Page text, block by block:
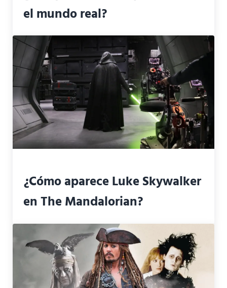
el mundo real?
¿Cómo aparece Luke Skywalker
en The Mandalorian?